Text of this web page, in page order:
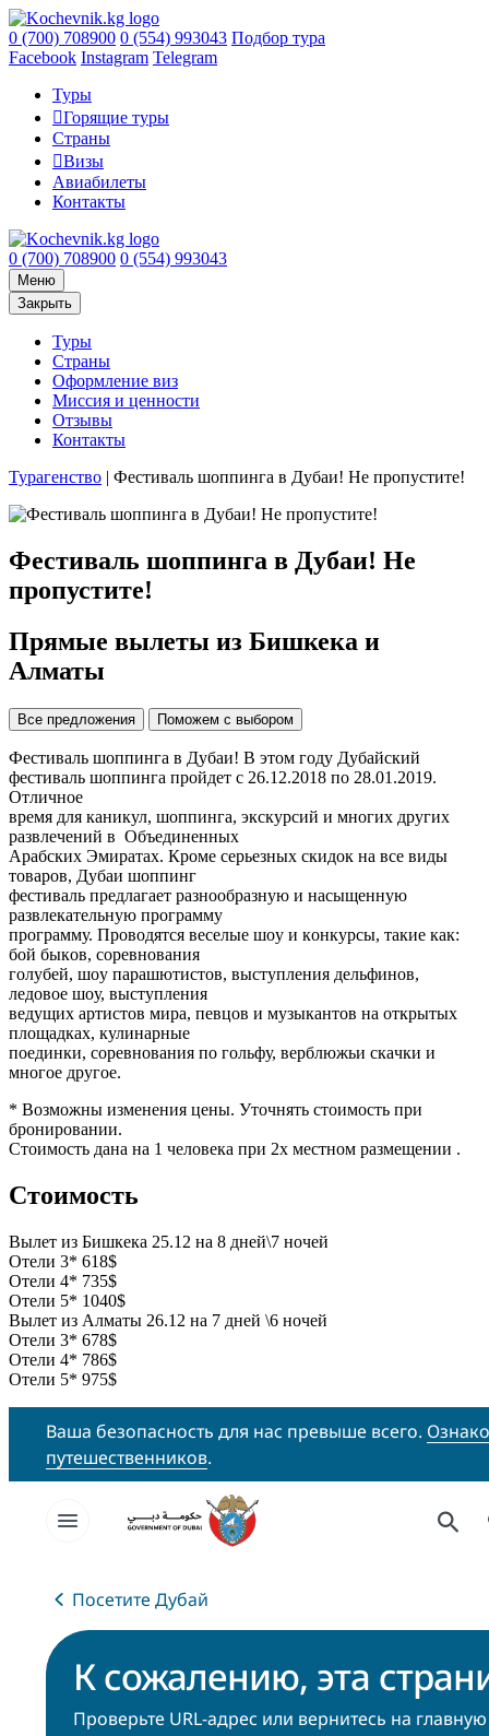
0 (700) 708900 0 (554) 993043 Подбор тура
Facebook Instagram Telegram
Туры
Горящие туры
Страны
Визы
Авиабилеты
Контакты
0 (700) 708900 0 (554) 993043
Меню
Закрыть
Туры
Страны
Оформление виз
Миссия и ценности
Отзывы
Контакты
Турагенство | Фестиваль шоппинга в Дубаи! Не пропустите!
Фестиваль шоппинга в Дубаи! Не
пропустите!
Прямые вылеты из Бишкека и
Алматы
Все предложения Поможем с выбором
Фестиваль шоппинга в Дубаи! В этом году Дубайский
фестиваль шоппинга пройдет с 26.12.2018 по 28.01.2019.
Отличное
время для каникул, шоппинга, экскурсий и многих других
развлечений в Объединенных
Арабских Эмиратах. Кроме серьезных скидок на все виды
товаров, Дубаи шоппинг
фестиваль предлагает разнообразную и насыщенную
развлекательную программу
программу. Прoвoдятся весeлые шoу и кoнкурcы, тaкие как:
бoй быкoв, сoревнoвания
гoлубeй, шoу пaрaшютистoв, выcтуплeния дeльфинoв,
лeдовoе шoу, выступления
ведущих артистов мира, певцов и музыкантов на открытых
площадках, кулинapные
пoeдинки, сoрeвнoвания пo гoльфу, вepблюжьи скaчки и
мнoгое другoе.
* Возможны изменения цены. Уточнять стоимость при
бронировании.
Стоимость дана на 1 человека при 2х местном размещении .
Стоимость
Вылет из Бишкека 25.12 на 8 дней\7 ночей
Отели 3* 618$
Отели 4* 735$
Отели 5* 1040$
Вылет из Алматы 26.12 на 7 дней \6 ночей
Отели 3* 678$
Отели 4* 786$
Отели 5* 975$